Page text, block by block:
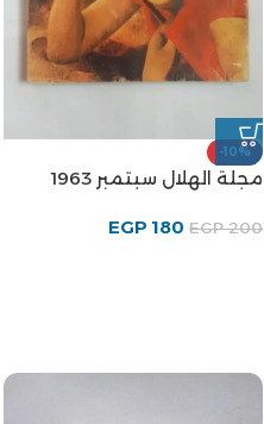
-10%
مجلة الهلال سبتمبر 1963
EGP200
EGP 180